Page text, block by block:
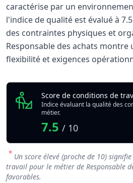
caractérise par un
l'indice de qualité est évalué à 7.5
des contraintes physiques et
Responsable des achats
flexibilité et exigences
Analyse des conditions
Qualité globale de
Score de conditions de
Indice évaluant la qualité des
métier.
7.5 / 10
* Un score élevé (proche de 10)
travail pour le métier de Responsable
favorables.